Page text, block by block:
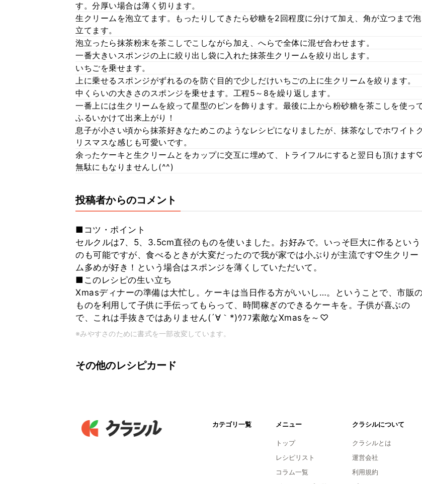
す。分厚い場合は薄く切ります。
生クリームを泡立てます。もったりしてきたら砂糖を2回程度に分けて加え、角が立つまで泡
立てます。
泡立ったら抹茶粉末を茶こしでこしながら加え、へらで全体に混ぜ合わせます。
一番大きいスポンジの上に絞り出し袋に入れた抹茶生クリームを絞り出します。
いちごを乗せます。
上に乗せるスポンジがずれるのを防ぐ目的で少しだけいちごの上に生クリームを絞ります。
中くらいの大きさのスポンジを乗せます。工程5～8を繰り返します。
一番上には生クリームを絞って星型のピンを飾ります。最後に上から粉砂糖を茶こしを使っ
ふるいかけて出来上がり！
息子が小さい頃から抹茶好きなためこのようなレシピになりましたが、抹茶なしでホワイト
リスマスな感じも可愛いです。
余ったケーキと生クリームとをカップに交互に埋めて、トライフルにすると翌日も頂けます
無駄にもなりませんし(^^)
投稿者からのコメント
■コツ・ポイント
セルクルは7、5、3.5cm直径のものを使いました。お好みで。いっそ巨大に作るという
のも可能ですが、食べるときが大変だったので我が家では小ぶりが主流です♡生クリー
ム多めが好き！という場合はスポンジを薄くしていただいて。
■このレシピの生い立ち
Xmasディナーの準備は大忙し。ケーキは当日作る方がいいし…。ということで、市販
ものを利用して子供に手伝ってもらって、時間稼ぎのできるケーキを。子供が喜ぶの
で、これは手抜きではありません(´∀｀*)ｳﾌﾌ素敵なXmasを～♡
※みやすさのために書式を一部改変しています。
その他のレシピカード
カテゴリ一覧 メニュー
トップ
レシピリスト
コラム一覧
クラシルについて
クラシルとは
運営会社
利用規約